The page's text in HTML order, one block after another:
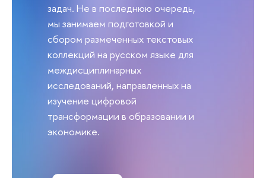
задач. Не в последнюю очередь,
мы занимаем подготовкой и
сбором размеченных текстовых
коллекций на русском языке для
междисциплинарных
исследований, направленных на
изучение цифровой
трансформации в образовании и
экономике.